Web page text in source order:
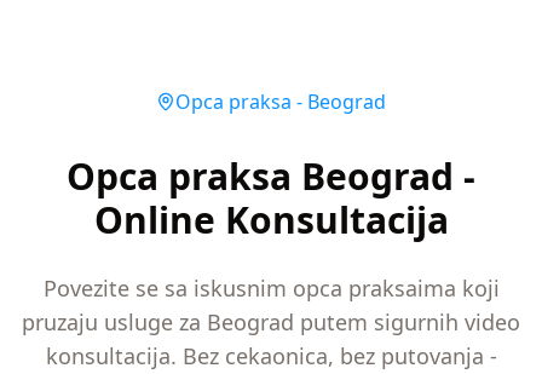
Opca praksa - Beograd
Opca praksa Beograd -
Online Konsultacija
Povezite se sa iskusnim opca praksaima koji
pruzaju usluge za Beograd putem sigurnih video
konsultacija. Bez cekaonica, bez putovanja -